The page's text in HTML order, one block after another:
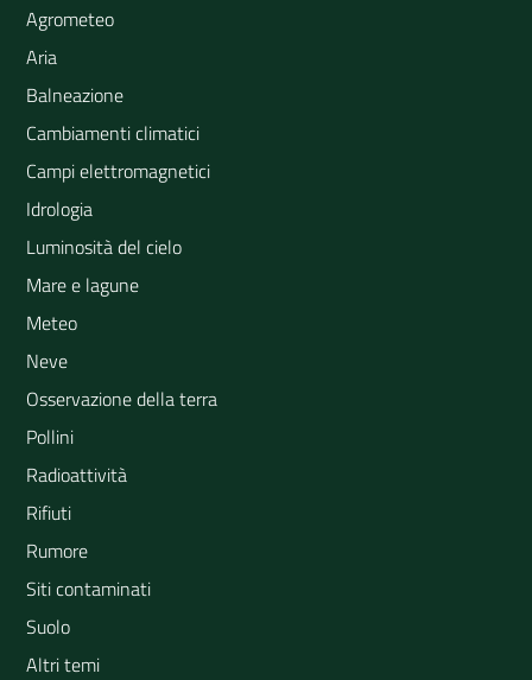
Agrometeo
Aria
Balneazione
Cambiamenti climatici
Campi elettromagnetici
Idrologia
Luminosità del cielo
Mare e lagune
Meteo
Neve
Osservazione della terra
Pollini
Radioattività
Rifiuti
Rumore
Siti contaminati
Suolo
Altri temi